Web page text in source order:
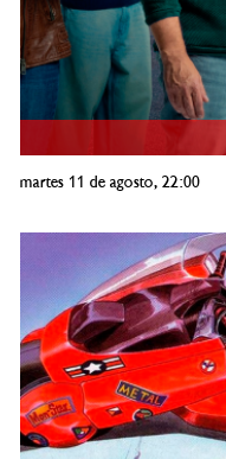
martes 11 de agosto, 22:00